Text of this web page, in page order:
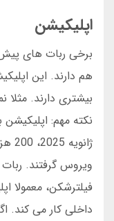
اپلیکیشن
برخی ربات های
هم دارند. این
بیشتری دارند. مثلا
نکته مهم:
ویروس گرفتند. ربات
فیلترشکن، معمولا
داخلی کار می کند.